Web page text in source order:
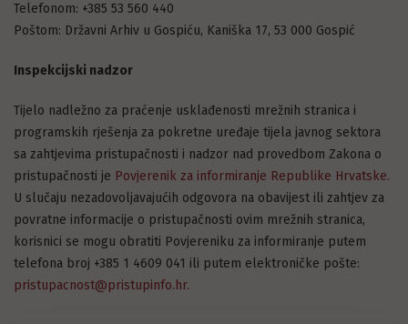
Telefonom: +385 53 560 440
Poštom: Državni Arhiv u Gospiću, Kaniška 17, 53 000 Gospić
Inspekcijski nadzor
Tijelo nadležno za praćenje usklađenosti mrežnih stranica i
programskih rješenja za pokretne uređaje tijela javnog sektora
sa zahtjevima pristupačnosti i nadzor nad provedbom Zakona o
pristupačnosti je Povjerenik za informiranje Republike Hrvatske.
U slučaju nezadovoljavajućih odgovora na obavijest ili zahtjev za
povratne informacije o pristupačnosti ovim mrežnih stranica,
korisnici se mogu obratiti Povjereniku za informiranje putem
telefona broj +385 1 4609 041 ili putem elektroničke pošte:
pristupacnost@pristupinfo.hr.